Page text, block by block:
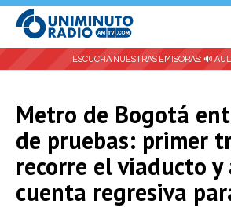
ESCUCHA NUESTRAS EMISORAS: 🔊
Metro de Bogotá
de pruebas: primer
recorre el viaducto y
cuenta regresiva